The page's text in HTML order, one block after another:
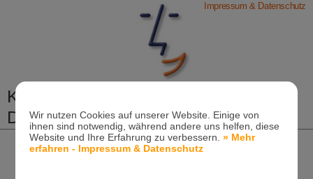
Wir nutzen Cookies auf unserer Website. Einige von
ihnen sind notwendig, während andere uns helfen, diese
Website und Ihre Erfahrung zu verbessern.» Mehr
erfahren - Impressum & Datenschutz
Impressum & Datenschutz
Kieferorthopädische Praxis
Dr. Konik & Kollegen
Zahn- und Kieferregulierungen für Kinder und
Erwachsene